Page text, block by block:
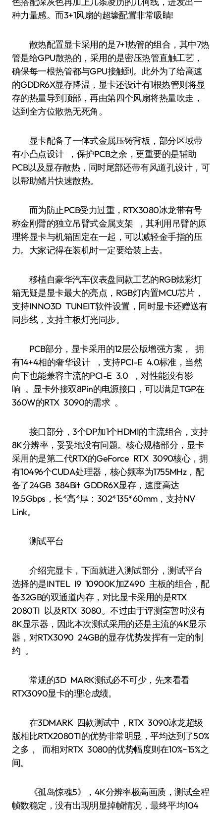
种力量感。而3+1风扇的超壕配置非常吸睛!
散热配置显卡采用的是7+1热管的组合，其中7热
管是给GPU散热的，采用的是密压热管直触工艺，
确保每一根热管都与GPU接触到。此外为了给高速
的GDDR6X显存降温，显卡还设计有1根热管则将显
存的热量导到顶部，再由第四个风扇将热量吹走，
达到全方位散热无死角。
显卡配备了一体式金属压铸背板，部分区域带
有小凸点设计 ，保护PCB之余，更重要的是辅助
PCB以及显存散热，同时尾部还带有风道孔设计，可
以帮助鳍片快速散热。
而为防止PCB受力过重，RTX3080冰龙带有号
称金刚臂的独立吊臂式金属支架 ，其利用吊臂的原
理将显卡与机箱固定在一起，可以减轻金手指的压
力。大家记得在装机时一定要给装上去。
移植自豪华汽车仪表盘同款工艺的RGB炫彩灯
箱无疑是显卡最大的亮点，RGB灯内置MCU芯片，
支持INNO3D TUNEIT软件设置，同时显卡还赠送有
同步线，支持主板灯光同步。
PCB部分，显卡采用的12层公版增强方案， 拥
有14+4相的奢华设计 ，支持PCI-E 4.0标准，当然
向下也能兼容主流的PCI-E 3.0 ，对性能没有影
响 。显卡外接双8Pin的电源接口，可以满足TGP在
360W的RTX 3090的需求 。
接口部分，3个DP加1个HDMI的主流组合，支持
8K分辨率，妥妥地没有问题。核心规格部分，显卡
采用的是第二代RTX的GeForce RTX 3090核心，拥
有10496个CUDA处理器，核心频率为1755MHz，配
备了24GB 384Bit GDDR6X显存，速度高达
19.5Gbps，长*高*厚：302*135*60mm，支持NV
Link。
测试平台
介绍完显卡，下面就进入测试部分，测试平台
选择的是INTEL I9 10900K加Z490 主板的组合，配
备32GB的双通道内存，对比显卡采用的是RTX
2080TI 以及RTX 3080。不过由于评测室暂时没有
8K显示器，因此本次测试采用的还是主流的4K显示
器，对RTX3090 24GB的显存优势发挥有一定的制
约 。
常规的3D MARK测试必不可少，先来看看
RTX3090显卡的理论成绩。
在3DMARK 四款测试中，RTX 3090冰龙超级
版相比RTX2080TI的优势非常明显，平均达到了50%
之多， 而相对RTX 3080的优势幅度则在10%~15%之
间。
《孤岛惊魂5》，4K分辨率极高画质，测试全程
帧数稳定，没有出现明显掉帧情况，最终平均104